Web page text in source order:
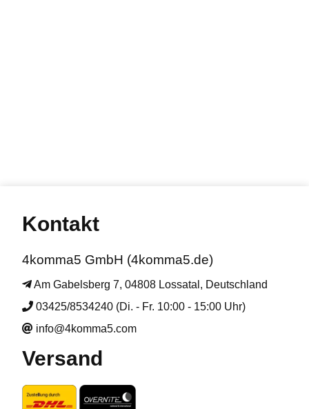
Kontakt
4komma5 GmbH (4komma5.de)
Am Gabelsberg 7, 04808 Lossatal, Deutschland
03425/8534240 (Di. - Fr. 10:00 - 15:00 Uhr)
info@4komma5.com
Versand